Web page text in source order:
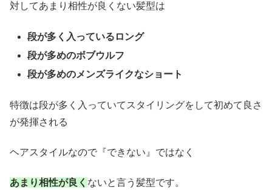
対してあまり相性が良くない髪型は
段が多く入っているロング
段が多めのボブウルフ
段が多めのメンズライクなショート
特徴は段が多く入っていてスタイリングをして初めて良さ
が発揮される
ヘアスタイルなので『できない』ではなく
あまり相性が良く ないと言う髪型です。